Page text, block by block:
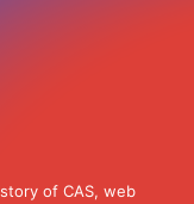
of CAS, web